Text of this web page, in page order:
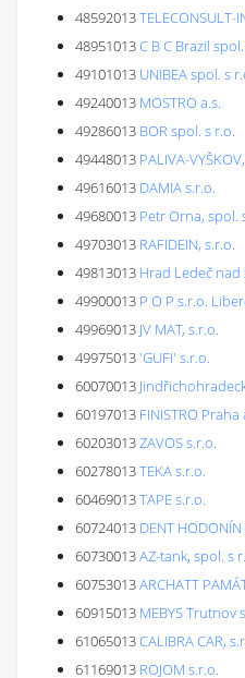
48592013TELECONSULT-
48951013C B C Brazil
49101013 UNIBEA spol. s
49240013 MOSTRO a.s.
49286013 BOR spol. s r.o.
49448013 PALIVA-
49616013 DAMIA s.r.o.
49680013 Petr Orna, spol.
49703013 RAFIDEIN, s.r.o.
49813013 Hrad Ledeč nad
49900013 P O P s.r.o.
49969013 JV MAT, s.r.o.
49975013'GUFI' s.r.o.
60070013
60197013 FINISTRO Praha
60203013ZAVOS s.r.o.
60278013TEKA s.r.o.
60469013TAPE s.r.o.
60724013 DENT
60730013AZ-tank, spol. s
60753013ARCHATT
60915013 MEBYS Trutnov
61065013CALIBRA CAR,
61169013 ROJOM s.r.o.